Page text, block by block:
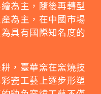
為主，隨後再轉型
為主，在中國市場
具有國際知名度的
，臺華窯在窯燒技
瓷工藝上逐步形塑